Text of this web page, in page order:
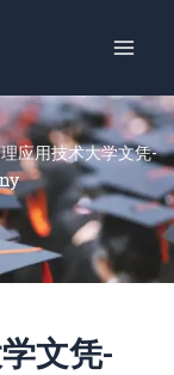
应用技术大学文凭-
文凭-